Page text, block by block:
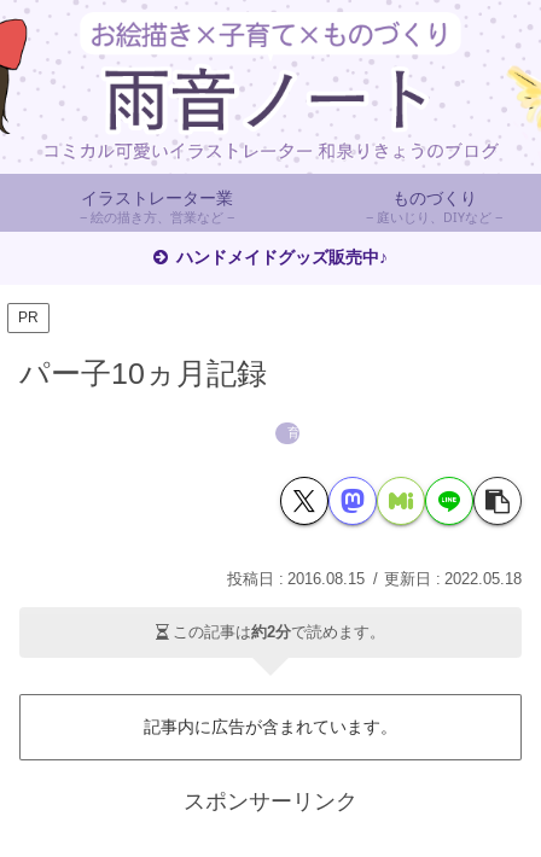
イラストレーター業
絵の描き方、営業など
ものづくり
庭いじり、DIYなど
ハンドメイドグッズ販売中♪
PR
パー子10ヵ月記録
育児日記
2016.08.15 2022.05.18
この記事は約2分で読めます。
記事内に広告が含まれています。
スポンサーリンク